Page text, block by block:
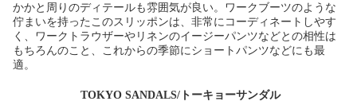
かかと周りのディテールも雰囲気が良い。ワークブーツのような
佇まいを持ったこのスリッポンは、非常にコーディネートしやす
く、ワークトラウザーやリネンのイージーパンツなどとの相性は
もちろんのこと、これからの季節にショートパンツなどにも最
適。
TOKYO SANDALS/トーキョーサンダル